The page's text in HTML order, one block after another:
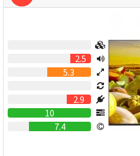
2.5
5.3
2.9
10
7.4